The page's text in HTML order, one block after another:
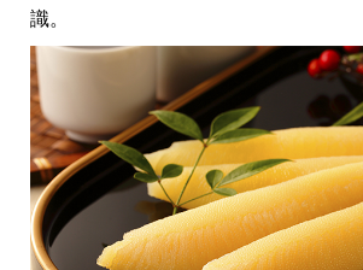
識。